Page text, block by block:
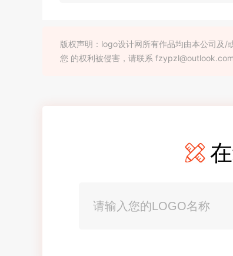
版权声明：logo设计网所有作品均由本公司及/
您 的权利被侵害，请联系